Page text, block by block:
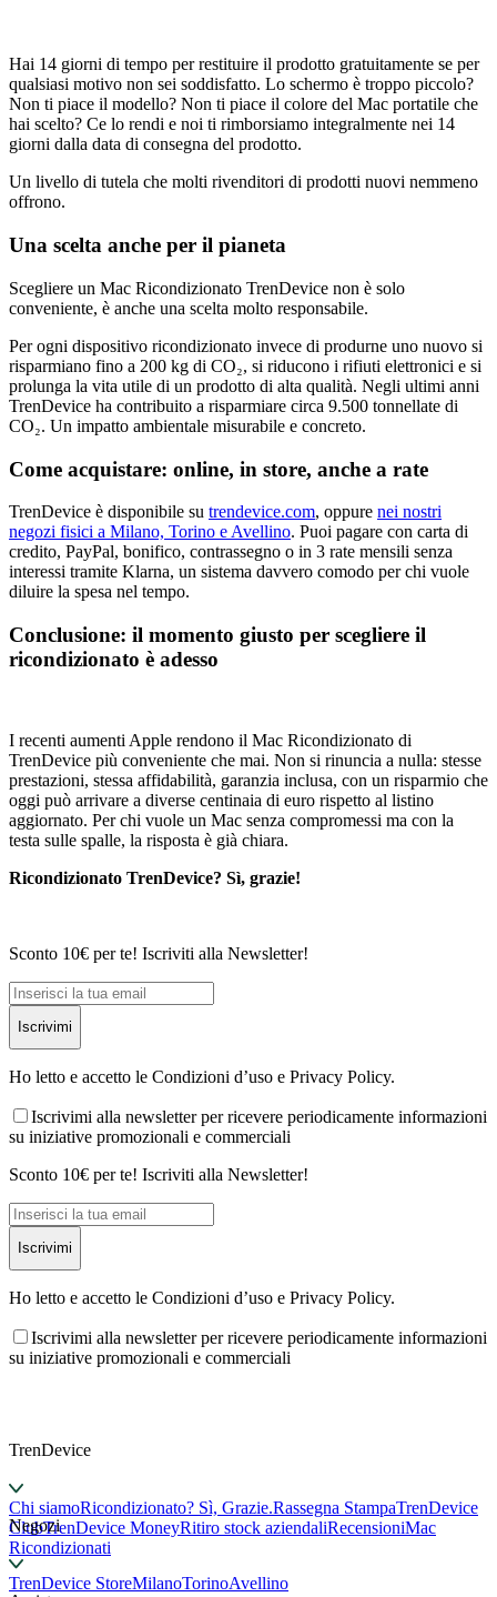
Hai 14 giorni di tempo per restituire il prodotto gratuitamente se per
qualsiasi motivo non sei soddisfatto. Lo schermo è troppo piccolo?
Non ti piace il modello? Non ti piace il colore del Mac portatile che
hai scelto? Ce lo rendi e noi ti rimborsiamo integralmente nei 14
giorni dalla data di consegna del prodotto.
Un livello di tutela che molti rivenditori di prodotti nuovi nemmeno
offrono.
Una scelta anche per il pianeta
Scegliere un Mac Ricondizionato TrenDevice non è solo
conveniente, è anche una scelta molto responsabile.
Per ogni dispositivo ricondizionato invece di produrne uno nuovo si
risparmiano fino a 200 kg di CO₂, si riducono i rifiuti elettronici e si
prolunga la vita utile di un prodotto di alta qualità. Negli ultimi anni
TrenDevice ha contribuito a risparmiare circa 9.500 tonnellate di
CO₂. Un impatto ambientale misurabile e concreto.
Come acquistare: online, in store, anche a rate
TrenDevice è disponibile su trendevice.com, oppure nei nostri
negozi fisici a Milano, Torino e Avellino. Puoi pagare con carta di
credito, PayPal, bonifico, contrassegno o in 3 rate mensili senza
interessi tramite Klarna, un sistema davvero comodo per chi vuole
diluire la spesa nel tempo.
Conclusione: il momento giusto per scegliere il
ricondizionato è adesso
I recenti aumenti Apple rendono il Mac Ricondizionato di
TrenDevice più conveniente che mai. Non si rinuncia a nulla: stesse
prestazioni, stessa affidabilità, garanzia inclusa, con un risparmio che
oggi può arrivare a diverse centinaia di euro rispetto al listino
aggiornato. Per chi vuole un Mac senza compromessi ma con la
testa sulle spalle, la risposta è già chiara.
Ricondizionato TrenDevice? Sì, grazie!
Sconto 10€ per te! Iscriviti alla Newsletter!
Iscrivimi
Ho letto e accetto le Condizioni d’uso e Privacy Policy.
Iscrivimi alla newsletter per ricevere periodicamente informazioni
su iniziative promozionali e commerciali
Sconto 10€ per te! Iscriviti alla Newsletter!
Iscrivimi
Ho letto e accetto le Condizioni d’uso e Privacy Policy.
Iscrivimi alla newsletter per ricevere periodicamente informazioni
su iniziative promozionali e commerciali
TrenDevice
Chi siamoRicondizionato? Sì, Grazie.Rassegna StampaTrenDevice
ClubTrenDevice MoneyRitiro stock aziendaliRecensioniMac
Ricondizionati
Negozi
TrenDevice StoreMilanoTorinoAvellino